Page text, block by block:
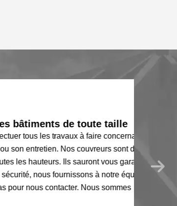
de toute taille
les travaux à faire concernant
entretien. Nos couvreurs sont des
hauteurs. Ils sauront vous garantir
nous fournissons à notre équipe
contacter. Nous sommes